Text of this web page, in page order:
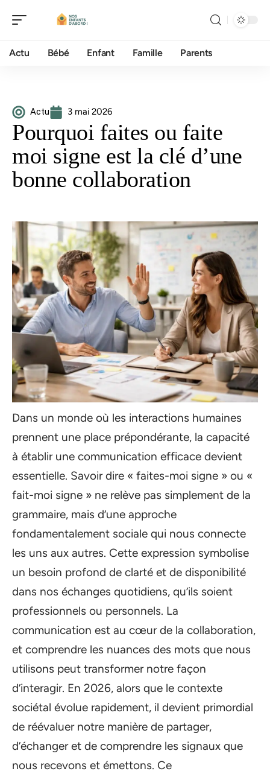
Actu Bébé Enfant Famille Parents
Actu 3 mai 2026
Pourquoi faites ou faite
moi signe est la clé d’une
bonne collaboration
Dans un monde où les interactions humaines
prennent une place prépondérante, la capacité
à établir une communication efficace devient
essentielle. Savoir dire « faites-moi signe » ou «
fait-moi signe » ne relève pas simplement de la
grammaire, mais d’une approche
fondamentalement sociale qui nous connecte
les uns aux autres. Cette expression symbolise
un besoin profond de clarté et de disponibilité
dans nos échanges quotidiens, qu’ils soient
professionnels ou personnels. La
communication est au cœur de la collaboration,
et comprendre les nuances des mots que nous
utilisons peut transformer notre façon
d’interagir. En 2026, alors que le contexte
sociétal évolue rapidement, il devient primordial
de réévaluer notre manière de partager,
d’échanger et de comprendre les signaux que
nous recevons et émettons. Ce